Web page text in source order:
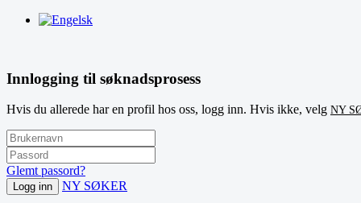
Innlogging til søknadsprosess
Hvis du allerede har en profil hos oss, logg inn. Hvis ikke, velg NY
Glemt passord?
Logg inn NY SØKER